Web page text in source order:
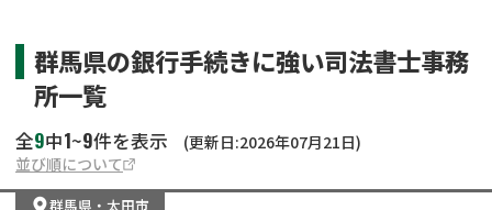
群馬県の銀行手続きに強い司法書士事務
所一覧
全9中1~9件を表示
(更新日:2026年07月21日)
並び順について
群馬県 ・ 太田市